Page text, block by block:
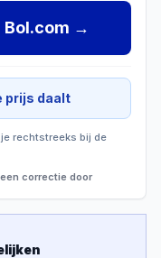
Bol.com →
prijs daalt
rechtstreeks bij de
correctie door